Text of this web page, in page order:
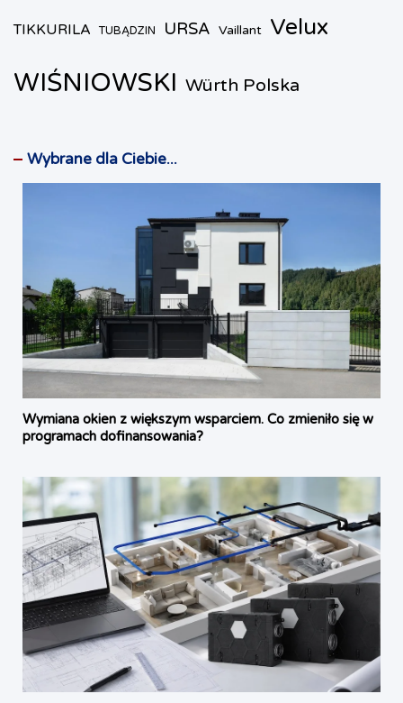
TIKKURILA TUBĄDZIN URSA Vaillant Velux
WIŚNIOWSKI Würth Polska
Wybrane dla Ciebie...
Wymiana okien z większym wsparciem. Co zmieniło się w
programach dofinansowania?